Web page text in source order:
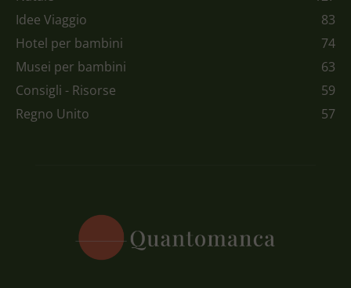
Idee Viaggio
83
Hotel per bambini
74
Musei per bambini
63
Consigli - Risorse
59
Regno Unito
57